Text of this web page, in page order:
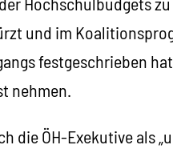
und im
festgeschrieben
nehmen.
die ÖH-Exekutive als